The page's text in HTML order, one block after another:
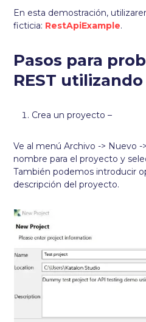
En esta demostración,
ficticia: RestApiExample.
Pasos para
REST
Crea un proyecto –
Ve al menú Archivo -> Nuevo
nombre para el proyecto y
También podemos introducir
descripción del proyecto.